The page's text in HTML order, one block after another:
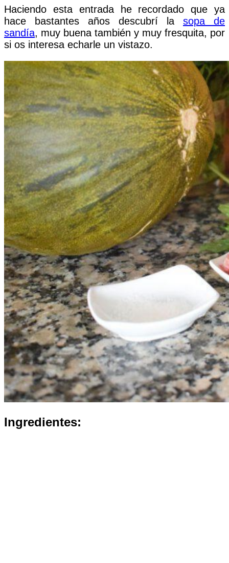
Haciendo esta entrada he recordado que ya
hace bastantes años descubrí la sopa de
sandía, muy buena también y muy fresquita, por
si os interesa echarle un vistazo.
Ingredientes: